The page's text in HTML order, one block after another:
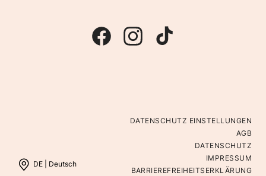
DE | Deutsch
DATENSCHUTZ EINSTELLUNGEN
AGB
DATENSCHUTZ
IMPRESSUM
BARRIEREFREIHEITSERKLÄRUNG